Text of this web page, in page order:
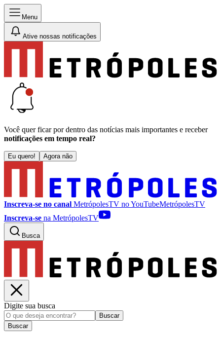
Menu
Ative nossas notificações
Você quer ficar por dentro das notícias mais importantes e receber
notificações em tempo real?
Eu quero! Agora não
Inscreva-se no canal MetrópolesTV noYouTubeMetrópolesTV
Inscreva-se na MetrópolesTV
Busca
Digite sua busca
Buscar
Buscar